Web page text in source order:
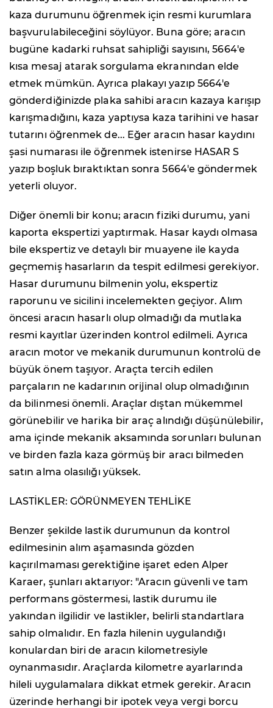
kaza durumunu öğrenmek için resmi kurumlara
başvurulabileceğini söylüyor. Buna göre; aracın
bugüne kadarki ruhsat sahipliği sayısını, 5664'e
kısa mesaj atarak sorgulama ekranından elde
etmek mümkün. Ayrıca plakayı yazıp 5664'e
gönderdiğinizde plaka sahibi aracın kazaya karışıp
karışmadığını, kaza yaptıysa kaza tarihini ve hasar
tutarını öğrenmek de... Eğer aracın hasar kaydını
şasi numarası ile öğrenmek istenirse HASAR S
yazıp boşluk bıraktıktan sonra 5664'e göndermek
yeterli oluyor.
Diğer önemli bir konu; aracın fiziki durumu, yani
kaporta ekspertizi yaptırmak. Hasar kaydı olmasa
bile ekspertiz ve detaylı bir muayene ile kayda
geçmemiş hasarların da tespit edilmesi gerekiyor.
Hasar durumunu bilmenin yolu, ekspertiz
raporunu ve sicilini incelemekten geçiyor. Alım
öncesi aracın hasarlı olup olmadığı da mutlaka
resmi kayıtlar üzerinden kontrol edilmeli. Ayrıca
aracın motor ve mekanik durumunun kontrolü de
büyük önem taşıyor. Araçta tercih edilen
parçaların ne kadarının orijinal olup olmadığının
da bilinmesi önemli. Araçlar dıştan mükemmel
görünebilir ve harika bir araç alındığı düşünülebilir,
ama içinde mekanik aksamında sorunları bulunan
ve birden fazla kaza görmüş bir aracı bilmeden
satın alma olasılığı yüksek.
LASTİKLER: GÖRÜNMEYEN TEHLİKE
Benzer şekilde lastik durumunun da kontrol
edilmesinin alım aşamasında gözden
kaçırılmaması gerektiğine işaret eden Alper
Karaer, şunları aktarıyor: "Aracın güvenli ve tam
performans göstermesi, lastik durumu ile
yakından ilgilidir ve lastikler, belirli standartlara
sahip olmalıdır. En fazla hilenin uygulandığı
konulardan biri de aracın kilometresiyle
oynanmasıdır. Araçlarda kilometre ayarlarında
hileli uygulamalara dikkat etmek gerekir. Aracın
üzerinde herhangi bir ipotek veya vergi borcu